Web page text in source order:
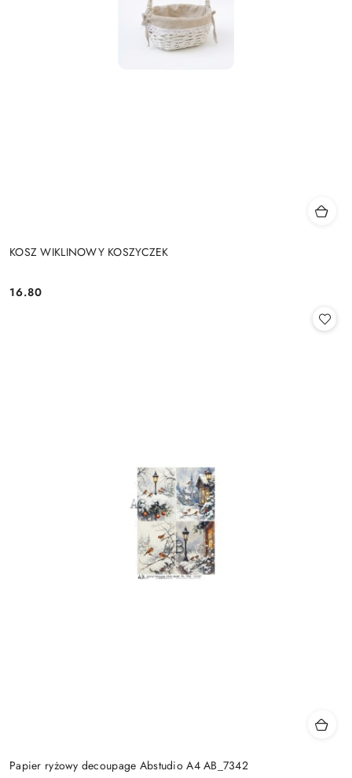
KOSZ WIKLINOWY KOSZYCZEK
Cena:
16.80
Papier ryżowy decoupage Abstudio A4 AB_7342